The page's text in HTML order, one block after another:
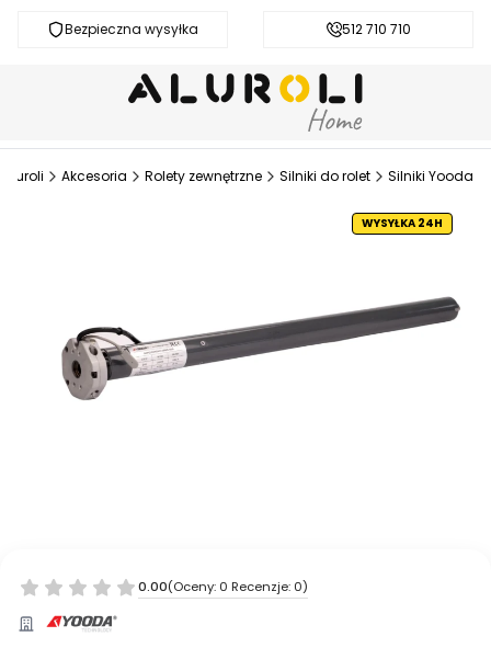
Bezpieczna wysyłka Darmowa dostawa od 200 zł
512 710 710
Aluroli Akcesoria Rolety zewnętrzne Silniki do rolet Silniki Yooda
WYSYŁKA 24H
0.00(Oceny: 0 Recenzje: 0)